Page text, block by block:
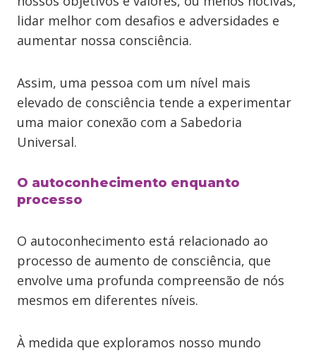
lidar melhor com desafios e adversidades e
aumentar nossa consciência.
Assim, uma pessoa com um nível mais
elevado de consciência tende a experimentar
uma maior conexão com a Sabedoria
Universal.
O autoconhecimento enquanto
processo
O autoconhecimento está relacionado ao
processo de aumento de consciência, que
envolve uma profunda compreensão de nós
mesmos em diferentes níveis.
À medida que exploramos nosso mundo